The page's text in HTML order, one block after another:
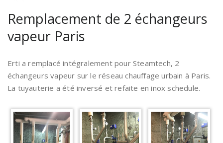
Remplacement de 2 échangeurs
vapeur Paris
Erti a remplacé intégralement pour Steamtech, 2
échangeurs vapeur sur le réseau chauffage urbain à Paris.
La tuyauterie a été inversé et refaite en inox schedule.